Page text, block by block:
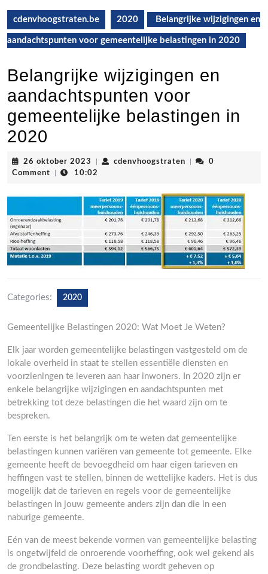
cdenvhoogstraten.be 2020 Belangrijke wijzigingen en
aandachtspunten voor gemeentelijke belastingen in 2020
Belangrijke wijzigingen en
aandachtspunten voor
gemeentelijke belastingen in
2020
26 oktober 2023 26
oktober
cdenvhoogstraten cdenvhoogstraten
0
Comment
10:02
Categories: 2020
Gemeentelijke Belastingen 2020: Wat Moet Je Weten?
Elk jaar worden gemeentelijke belastingen vastgesteld om de
lokale overheid in staat te stellen essentiële diensten en
voorzieningen te leveren aan haar inwoners. In 2020 zijn er
enkele belangrijke wijzigingen en aandachtspunten met
betrekking tot deze belastingen die het waard zijn om te
bespreken.
Ten eerste is het belangrijk om te weten dat gemeentelijke
belastingen kunnen variëren van gemeente tot gemeente. Elke
gemeente heeft de bevoegdheid om haar eigen tarieven en
heffingen vast te stellen, binnen de wettelijke kaders. Het is dus
mogelijk dat de tarieven en regels voor de gemeentelijke
belastingen in jouw gemeente anders zijn dan die in een
naburige gemeente.
Eén van de meest bekende vormen van gemeentelijke belasting
is ongetwijfeld de onroerende voorheffing, ook wel gekend als
de grondbelasting. Deze belasting wordt geheven op